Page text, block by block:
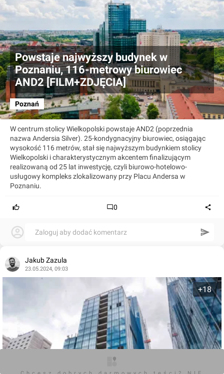
Powstaje najwyższy budynek w
Poznaniu, 116-metrowy biurowiec
AND2 [FILM+ZDJĘCIA]
Poznań
W centrum stolicy Wielkopolski powstaje AND2 (poprzednia
nazwa Andersia Silver). 25-kondygnacyjny biurowiec, osiągając
wysokość 116 metrów, stał się najwyższym budynkiem stolicy
Wielkopolski i charakterystycznym akcentem finalizującym
realizowaną od 25 lat inwestycję, czyli biurowo-hotelowo-
usługowy kompleks zlokalizowany przy Placu Andersa w
Poznaniu.
0
Zaloguj aby dodać komentarz
Jakub Zazula
23.05.2024, 09:03
+18